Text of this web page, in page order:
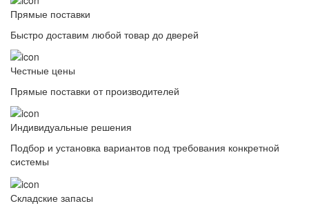
Прямые поставки
Быстро доставим любой товар до дверей
Честные цены
Прямые поставки от производителей
Индивидуальные решения
Подбор и установка вариантов под требования конкретной
системы
Складские запасы